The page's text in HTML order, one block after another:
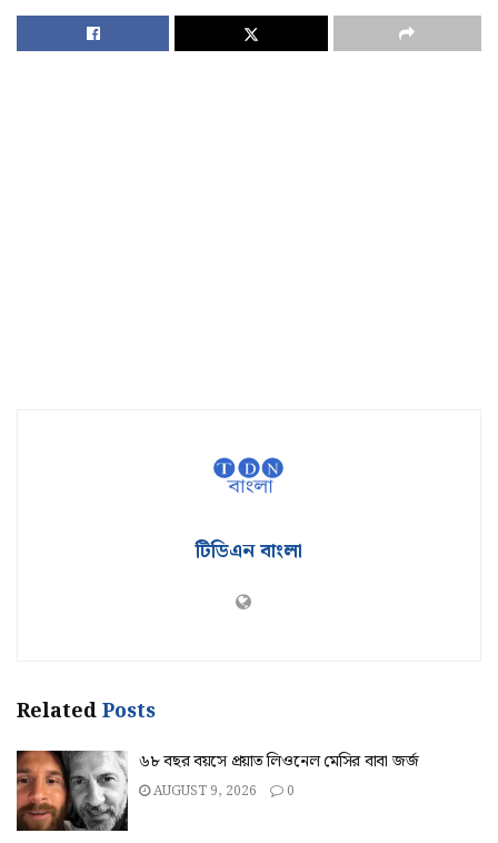
টিডিএন বাংলা
RelatedPosts
৬৮ বছর বয়সে প্রয়াত লিওনেল মেসির বাবা জর্জ
AUGUST 9, 2026 0